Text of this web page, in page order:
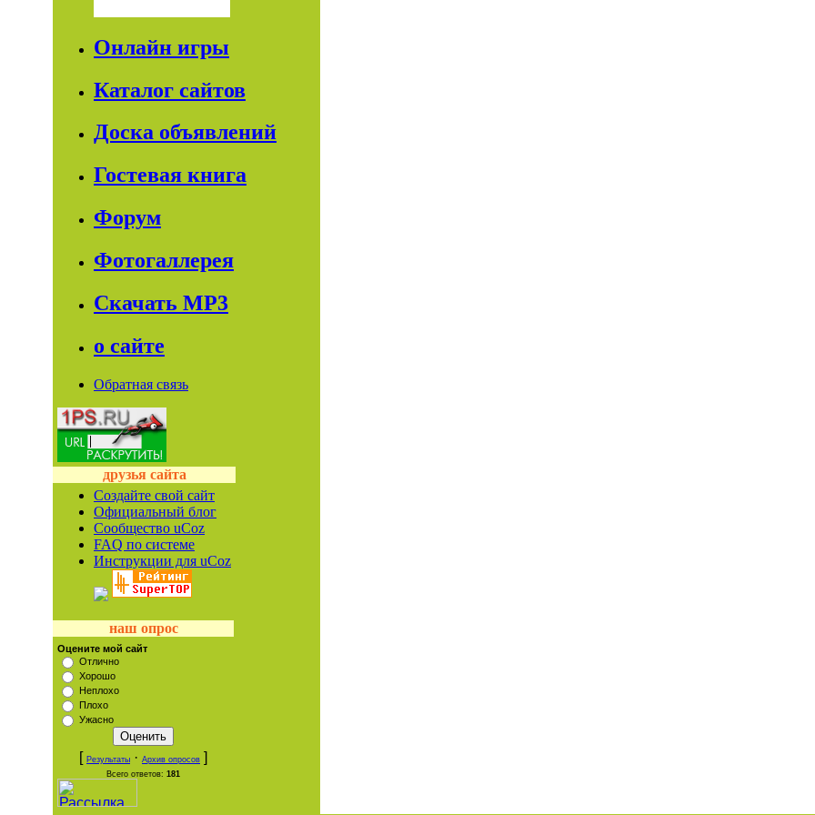
Онлайн игры
Каталог сайтов
Доска объявлений
Гостевая книга
Форум
Фотогаллерея
Скачать МР3
о сайте
Обратная связь
друзья сайта
Создайте свой сайт
Официальный блог
Сообщество uCoz
FAQ по системе
Инструкции для uCoz
наш опрос
Оцените мой сайт
Отлично
Хорошо
Неплохо
Плохо
Ужасно
[ Результаты · Архив опросов ]
Всего ответов: 181